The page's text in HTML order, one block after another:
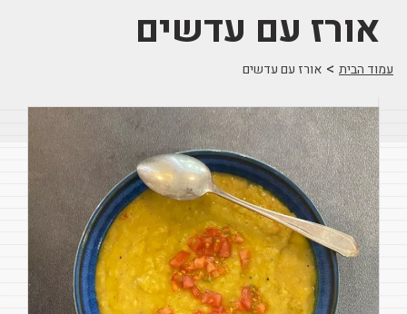
אורז עם עדשים
עמוד הבית > אורז עם עדשים